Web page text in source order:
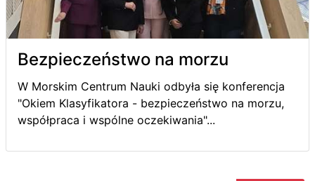
Bezpieczeństwo na morzu
W Morskim Centrum Nauki odbyła się konferencja
"Okiem Klasyfikatora - bezpieczeństwo na morzu,
współpraca i wspólne oczekiwania"...